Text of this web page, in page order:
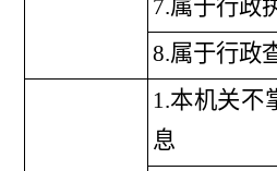
7.属于行政
8.属于行政
1.本机关不
息